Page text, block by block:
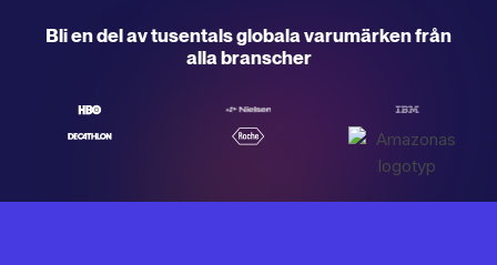
Bli en del av tusentals globala varumärken från
alla branscher